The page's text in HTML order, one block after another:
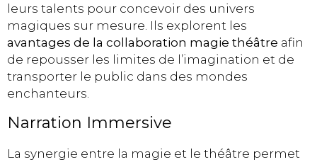
leurs talents pour concevoir des univers
magiques sur mesure. Ils explorent les
avantages de la collaboration magie théâtre afin
de repousser les limites de l’imagination et de
transporter le public dans des mondes
enchanteurs.
Narration Immersive
La synergie entre la magie et le théâtre permet